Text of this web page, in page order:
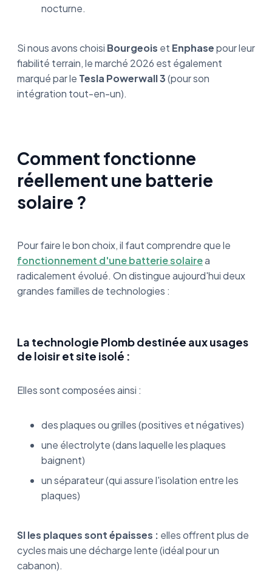
nocturne.
Si nous avons choisi Bourgeois et Enphasepour leur
fiabilité terrain, le marché 2026 est également
marqué par le Tesla Powerwall 3(pour son
intégration tout-en-un).
Comment fonctionne
réellement une batterie
solaire ?
Pour faire le bon choix, il faut comprendre que le
fonctionnement d'une batterie solairea
radicalement évolué. On distingue aujourd'hui deux
grandes familles de technologies :
La technologie Plomb destinée aux usages
de loisir et site isolé :
Elles sont composées ainsi :
des plaques ou grilles (positives et négatives)
une électrolyte (dans laquelle les plaques
baignent)
un séparateur (qui assure l'isolation entre les
plaques)
SI les plaques sont épaisses : elles offrent plus de
cycles mais une décharge lente (idéal pour un
cabanon).